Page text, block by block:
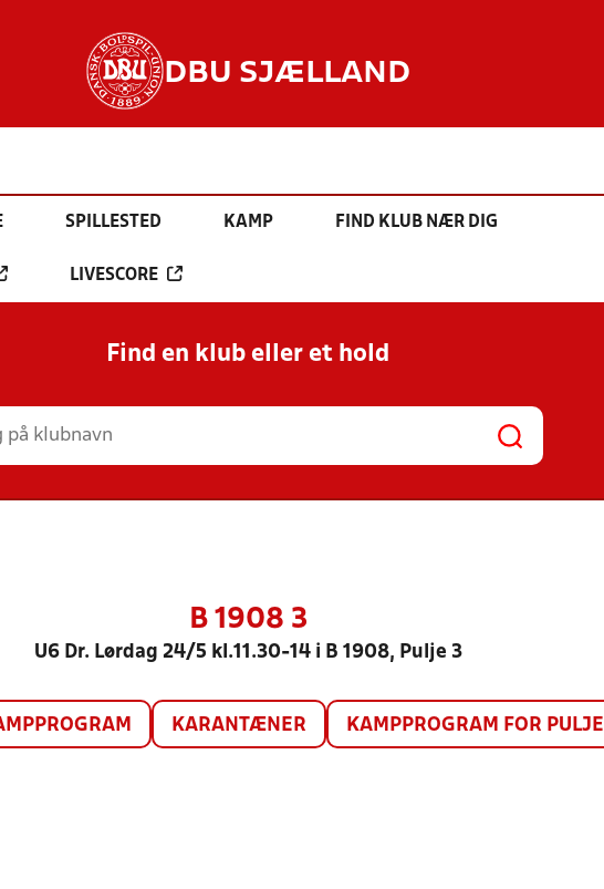
DBU SJÆLLAND
SPILLESTED KAMP FIND KLUB NÆR DIG
LIVESCORE
Find en klub eller et hold
B 1908 3
U6 Dr. Lørdag 24/5 kl.11.30-14 i B 1908, Pulje 3
KARANTÆNER KAMPPROGRAM FOR PULJE